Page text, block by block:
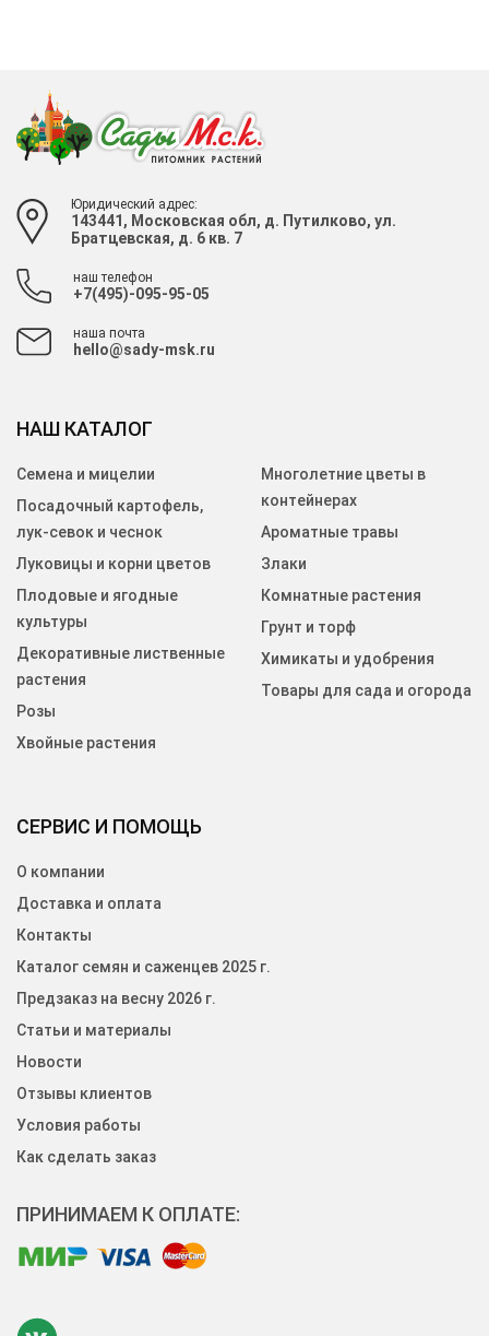
Юридический адрес:
143441, Московская обл, д. Путилково, ул.
Братцевская, д. 6 кв. 7
наш телефон
+7(495)-095-95-05
наша почта
hello@sady-msk.ru
СЕРВИС И ПОМОЩЬ
О компании
Доставка и оплата
Контакты
Каталог семян и саженцев 2025 г.
Предзаказ на весну 2026 г.
Статьи и материалы
Новости
Отзывы клиентов
Условия работы
Как сделать заказ
НАШ КАТАЛОГ
Семена и мицелии
Посадочный картофель,
лук-севок и чеснок
Луковицы и корни цветов
Плодовые и ягодные
культуры
Декоративные лиственные
растения
Розы
Хвойные растения
Многолетние цветы в
контейнерах
Ароматные травы
Злаки
Комнатные растения
Грунт и торф
Химикаты и удобрения
Товары для сада и огорода
ПРИНИМАЕМ К ОПЛАТЕ: